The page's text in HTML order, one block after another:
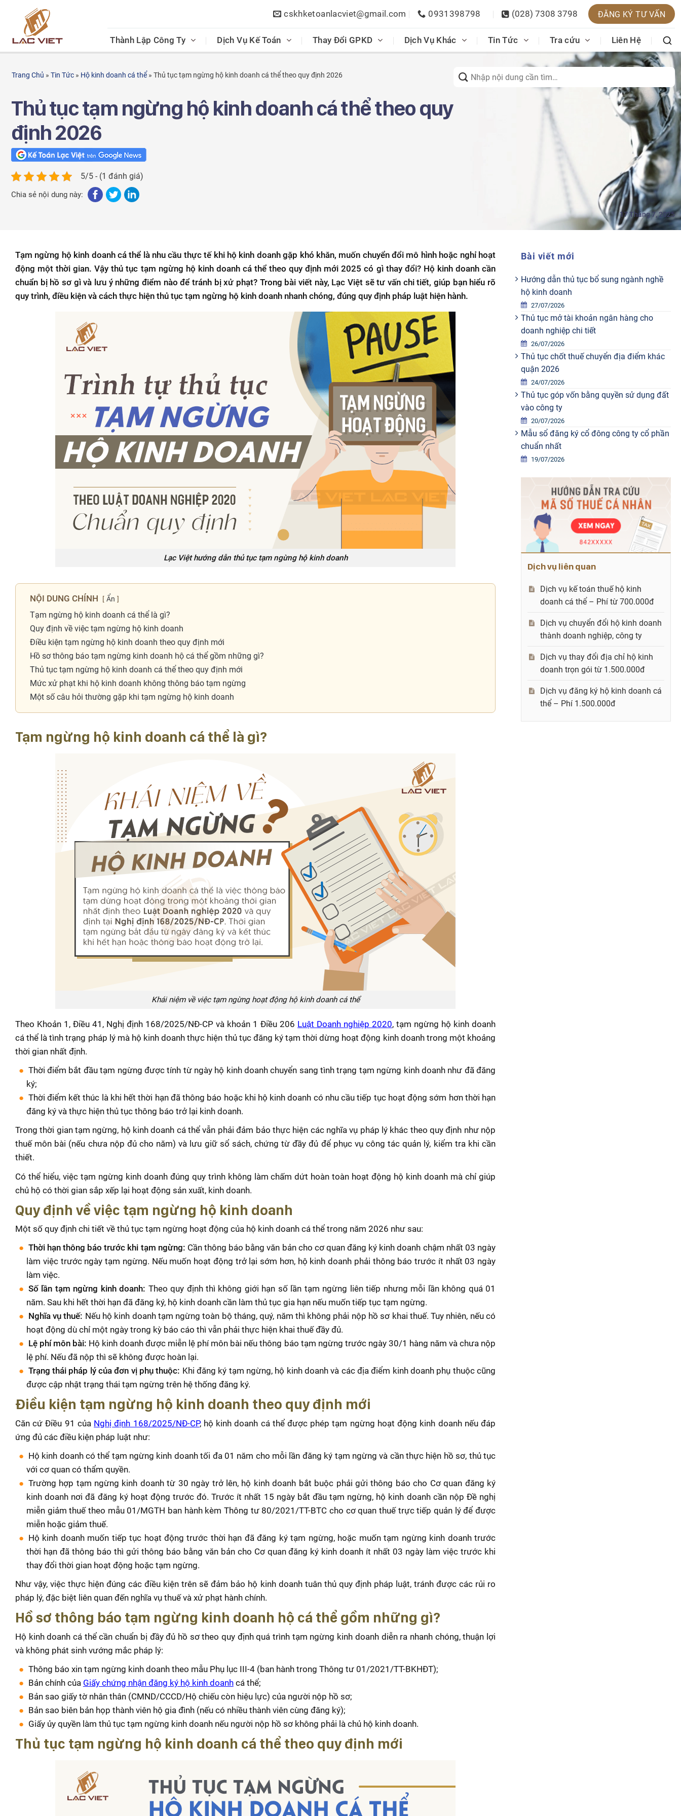
content
cskhketoanlacviet@gmail.com 0931398798 (028) 7308 3798 ĐĂNG KÝ TƯ VẤN
Thành Lập Công Ty Dịch Vụ Kế Toán Thay Đổi GPKD Dịch Vụ Khác Tin Tức Tra cứu Liên Hệ
for:
Trang Chủ » Tin Tức » Hộ kinh doanh cá thể » Thủ tục tạm ngừng hộ kinh doanh cá thể theo quy định 2026
Thủ tục tạm ngừng hộ kinh doanh cá thể theo quy
định 2026
5/5 - (1 đánh giá)
Chia sẻ nội dung này:
17 Tháng 7, 2025
Tạm ngừng hộ kinh doanh cá thể là nhu cầu thực tế khi hộ kinh doanh gặp khó khăn, muốn chuyển đổi mô hình hoặc nghỉ hoạt
động một thời gian. Vậy thủ tục tạm ngừng hộ kinh doanh cá thể theo quy định mới 2025 có gì thay đổi? Hộ kinh doanh cần
chuẩn bị hồ sơ gì và lưu ý những điểm nào để tránh bị xử phạt? Trong bài viết này, Lạc Việt sẽ tư vấn chi tiết, giúp bạn hiểu rõ
quy trình, điều kiện và cách thực hiện thủ tục tạm ngừng hộ kinh doanh nhanh chóng, đúng quy định pháp luật hiện hành.
Lạc Việt hướng dẫn thủ tục tạm ngừng hộ kinh doanh
NỘI DUNG CHÍNH Ẩn
Tạm ngừng hộ kinh doanh cá thể là gì?
Quy định về việc tạm ngừng hộ kinh doanh
Điều kiện tạm ngừng hộ kinh doanh theo quy định mới
Hồ sơ thông báo tạm ngừng kinh doanh hộ cá thể gồm những gì?
Thủ tục tạm ngừng hộ kinh doanh cá thể theo quy định mới
Mức xử phạt khi hộ kinh doanh không thông báo tạm ngừng
Một số câu hỏi thường gặp khi tạm ngừng hộ kinh doanh
Tạm ngừng hộ kinh doanh cá thể là gì?
Khái niệm về việc tạm ngừng hoạt động hộ kinh doanh cá thể
Theo Khoản 1, Điều 41, Nghị định 168/2025/NĐ-CP và khoản 1 Điều 206 Luật Doanh nghiệp 2020, tạm ngừng hộ kinh doanh
cá thể là tình trạng pháp lý mà hộ kinh doanh thực hiện thủ tục đăng ký tạm thời dừng hoạt động kinh doanh trong một khoảng
thời gian nhất định.
Thời điểm bắt đầu tạm ngừng được tính từ ngày hộ kinh doanh chuyển sang tình trạng tạm ngừng kinh doanh như đã đăng
ký;
Thời điểm kết thúc là khi hết thời hạn đã thông báo hoặc khi hộ kinh doanh có nhu cầu tiếp tục hoạt động sớm hơn thời hạn
đăng ký và thực hiện thủ tục thông báo trở lại kinh doanh.
Trong thời gian tạm ngừng, hộ kinh doanh cá thể vẫn phải đảm bảo thực hiện các nghĩa vụ pháp lý khác theo quy định như nộp
thuế môn bài (nếu chưa nộp đủ cho năm) và lưu giữ sổ sách, chứng từ đầy đủ để phục vụ công tác quản lý, kiểm tra khi cần
thiết.
Có thể hiểu, việc tạm ngừng kinh doanh đúng quy trình không làm chấm dứt hoàn toàn hoạt động hộ kinh doanh mà chỉ giúp
chủ hộ có thời gian sắp xếp lại hoạt động sản xuất, kinh doanh.
Quy định về việc tạm ngừng hộ kinh doanh
Một số quy định chi tiết về thủ tục tạm ngừng hoạt động của hộ kinh doanh cá thể trong năm 2026 như sau:
Thời hạn thông báo trước khi tạm ngừng: Cần thông báo bằng văn bản cho cơ quan đăng ký kinh doanh chậm nhất 03 ngày
làm việc trước ngày tạm ngừng. Nếu muốn hoạt động trở lại sớm hơn, hộ kinh doanh phải thông báo trước ít nhất 03 ngày
làm việc.
Số lần tạm ngừng kinh doanh: Theo quy định thì không giới hạn số lần tạm ngừng liên tiếp nhưng mỗi lần không quá 01
năm. Sau khi hết thời hạn đã đăng ký, hộ kinh doanh cần làm thủ tục gia hạn nếu muốn tiếp tục tạm ngừng.
Nghĩa vụ thuế: Nếu hộ kinh doanh tạm ngừng toàn bộ tháng, quý, năm thì không phải nộp hồ sơ khai thuế. Tuy nhiên, nếu có
hoạt động dù chỉ một ngày trong kỳ báo cáo thì vẫn phải thực hiện khai thuế đầy đủ.
Lệ phí môn bài: Hộ kinh doanh được miễn lệ phí môn bài nếu thông báo tạm ngừng trước ngày 30/1 hàng năm và chưa nộp
lệ phí. Nếu đã nộp thì sẽ không được hoàn lại.
Trạng thái pháp lý của đơn vị phụ thuộc: Khi đăng ký tạm ngừng, hộ kinh doanh và các địa điểm kinh doanh phụ thuộc cũng
được cập nhật trạng thái tạm ngừng trên hệ thống đăng ký.
Điều kiện tạm ngừng hộ kinh doanh theo quy định mới
Căn cứ Điều 91 của Nghị định 168/2025/NĐ-CP, hộ kinh doanh cá thể được phép tạm ngừng hoạt động kinh doanh nếu đáp
ứng đủ các điều kiện pháp luật như:
Hộ kinh doanh có thể tạm ngừng kinh doanh tối đa 01 năm cho mỗi lần đăng ký tạm ngừng và cần thực hiện hồ sơ, thủ tục
với cơ quan có thẩm quyền.
Trường hợp tạm ngừng kinh doanh từ 30 ngày trở lên, hộ kinh doanh bắt buộc phải gửi thông báo cho Cơ quan đăng ký
kinh doanh nơi đã đăng ký hoạt động trước đó. Trước ít nhất 15 ngày bắt đầu tạm ngừng, hộ kinh doanh cần nộp Đề nghị
miễn giảm thuế theo mẫu 01/MGTH ban hành kèm Thông tư 80/2021/TT-BTC cho cơ quan thuế trực tiếp quản lý để được
miễn hoặc giảm thuế.
Hộ kinh doanh muốn tiếp tục hoạt động trước thời hạn đã đăng ký tạm ngừng, hoặc muốn tạm ngừng kinh doanh trước
thời hạn đã thông báo thì gửi thông báo bằng văn bản cho Cơ quan đăng ký kinh doanh ít nhất 03 ngày làm việc trước khi
thay đổi thời gian hoạt động hoặc tạm ngừng.
Như vậy, việc thực hiện đúng các điều kiện trên sẽ đảm bảo hộ kinh doanh tuân thủ quy định pháp luật, tránh được các rủi ro
pháp lý, đặc biệt liên quan đến nghĩa vụ thuế và xử phạt hành chính.
Hồ sơ thông báo tạm ngừng kinh doanh hộ cá thể gồm những gì?
Hộ kinh doanh cá thể cần chuẩn bị đầy đủ hồ sơ theo quy định quá trình tạm ngừng kinh doanh diễn ra nhanh chóng, thuận lợi
và không phát sinh vướng mắc pháp lý:
Thông báo xin tạm ngừng kinh doanh theo mẫu Phụ lục III-4 (ban hành trong Thông tư 01/2021/TT-BKHĐT);
Bản chính của Giấy chứng nhận đăng ký hộ kinh doanhcá thể;
Bản sao giấy tờ nhân thân (CMND/CCCD/Hộ chiếu còn hiệu lực) của người nộp hồ sơ;
Bản sao biên bản họp thành viên hộ gia đình (nếu có nhiều thành viên cùng đăng ký);
Giấy ủy quyền làm thủ tục tạm ngừng kinh doanh nếu người nộp hồ sơ không phải là chủ hộ kinh doanh.
Thủ tục tạm ngừng hộ kinh doanh cá thể theo quy định mới
Bài viết mới
Hướng dẫn thủ tục bổ sung ngành nghề
hộ kinh doanh
27/07/2026
Thủ tục mở tài khoản ngân hàng cho
doanh nghiệp chi tiết
26/07/2026
Thủ tục chốt thuế chuyển địa điểm khác
quận 2026
24/07/2026
Thủ tục góp vốn bằng quyền sử dụng đất
vào công ty
20/07/2026
Mẫu sổ đăng ký cổ đông công ty cổ phần
chuẩn nhất
19/07/2026
Dịch vụ liên quan
Dịch vụ kế toán thuế hộ kinh
doanh cá thể – Phí từ 700.000đ
Dịch vụ chuyển đổi hộ kinh doanh
thành doanh nghiệp, công ty
Dịch vụ thay đổi địa chỉ hộ kinh
doanh trọn gói từ 1.500.000đ
Dịch vụ đăng ký hộ kinh doanh cá
thể – Phí 1.500.000đ